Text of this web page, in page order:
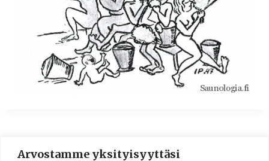
Arvostamme yksityisyyttäsi